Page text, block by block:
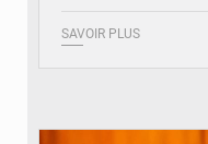
SAVOIR PLUS